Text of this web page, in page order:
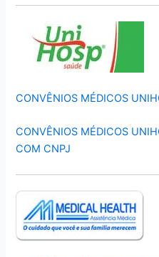
CONVÊNIOS MÉDICOS
CONVÊNIOS MÉDICOS
COM CNPJ